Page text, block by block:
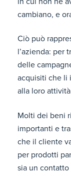
cambiano, e
Ciò può
l’azienda: per
delle
acquisiti che li
alla loro
Molti dei beni
importanti e
che il cliente
per prodotti
sia un contatto